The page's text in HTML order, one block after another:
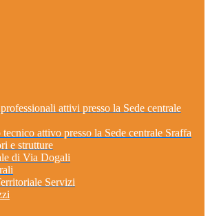
attivi presso la Sede centrale
attivo presso la Sede centrale Sraffa
e strutture
di Via Dogali
Servizi